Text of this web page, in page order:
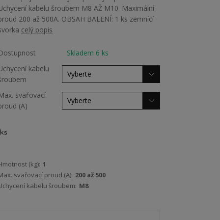
kabelu šroubem M8 AŽ M10. Maximální
200 až 500A. OBSAH BALENÍ: 1 ks zemnící
celý popis
Skladem 6 ks
kabelu
svařovací
(A)
ks
(kg): 1
svařovací proud (A): 200 až 500
kabelu šroubem: M8